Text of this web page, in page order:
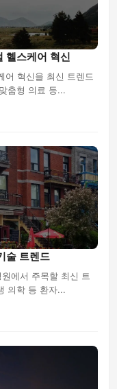
헬스케어 혁신
어 혁신을 최신 트렌드
춤형 의료 등...
술 트렌드
에서 주목할 최신 트
의학 등 환자...